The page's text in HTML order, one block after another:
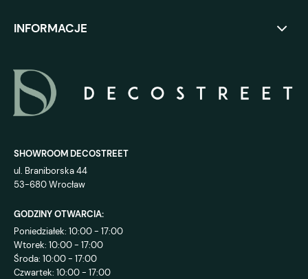
INFORMACJE
SHOWROOM DECOSTREET
ul. Braniborska 44
53-680 Wrocław
GODZINY OTWARCIA:
Poniedziałek: 10:00 - 17:00
Wtorek: 10:00 - 17:00
Środa: 10:00 - 17:00
Czwartek: 10:00 - 17:00